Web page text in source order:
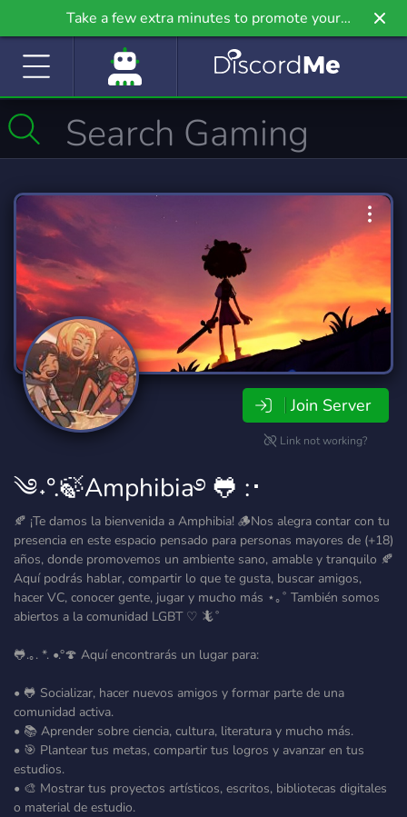
Take a few extra minutes to promote your
community even further on Griv.io, our newest
Join Server
Link not working?
༄˖°.🍃Amphibia࿔ 🐸 :･
🍂 ¡Te damos la bienvenida a Amphibia! 🪵Nos alegra contar con tu
presencia en este espacio pensado para personas mayores de (+18)
años, donde promovemos un ambiente sano, amable y tranquilo 🍂
Aquí podrás hablar, compartir lo que te gusta, buscar amigos,
hacer VC, conocer gente, jugar y mucho más ⋆｡˚ También somos
abiertos a la comunidad LGBT ♡ 🦎˚
🐸.｡. *. •.°🍄 Aquí encontrarás un lugar para:
• 🐸 Socializar, hacer nuevos amigos y formar parte de una
comunidad activa.
• 📚 Aprender sobre ciencia, cultura, literatura y mucho más.
• 🎯 Plantear tus metas, compartir tus logros y avanzar en tus
estudios.
• 🎨 Mostrar tus proyectos artísticos, escritos, bibliotecas digitales
o material de estudio.